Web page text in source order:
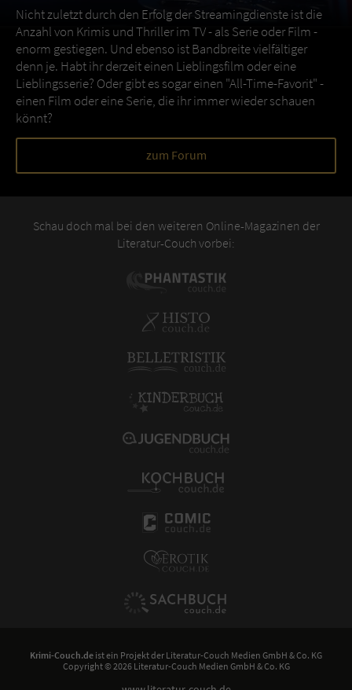
Nicht zuletzt durch den Erfolg der Streamingdienste ist die
Anzahl von Krimis und Thriller im TV - als Serie oder Film -
enorm gestiegen. Und ebenso ist Bandbreite vielfältiger
denn je. Habt ihr derzeit einen Lieblingsfilm oder eine
Lieblingsserie? Oder gibt es sogar einen "All-Time-Favorit" -
einen Film oder eine Serie, die ihr immer wieder schauen
könnt?
zum Forum
Schau doch mal bei den weiteren Online-Magazinen der
Literatur-Couch vorbei:
Krimi-Couch.de ist ein Projekt der Literatur-Couch Medien GmbH & Co. KG
Copyright © 2026 Literatur-Couch Medien GmbH & Co. KG